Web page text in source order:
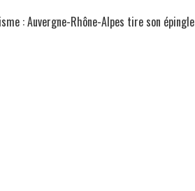
: Auvergne-Rhône-Alpes tire son épingle